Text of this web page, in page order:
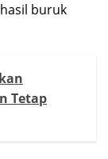
buruk
Tetap